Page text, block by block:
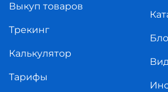
Выкуп товаров
Трекинг
Калькулятор
Тарифы